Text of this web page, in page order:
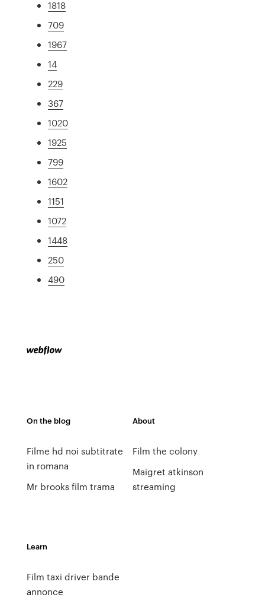
1818
709
1967
14
229
367
1020
1925
799
1602
1151
1072
1448
250
490
On the blog
Filme hd noi subtitrate
in romana
Mr brooks film trama
About
Film the colony
Maigret atkinson
streaming
Learn
Film taxi driver bande
annonce